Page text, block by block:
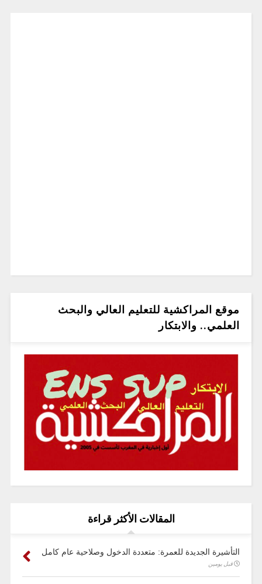
موقع المراكشية للتعليم العالي والبحث
العلمي.. والابتكار
المقالات الأكثر قراءة
التأشيرة الجديدة للعمرة: متعددة الدخول وصلاحية عام كامل
قبل يومين